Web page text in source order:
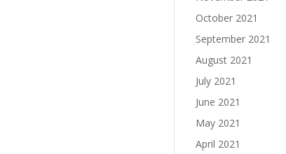
October 2021
September 2021
August 2021
July 2021
June 2021
May 2021
April 2021